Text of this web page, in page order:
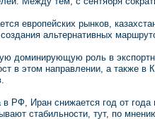
европейских рынков,
альтернативных
доминирующую роль в
в этом направлении, а также
в РФ, Иран снижается год от
стабильности, тут, по